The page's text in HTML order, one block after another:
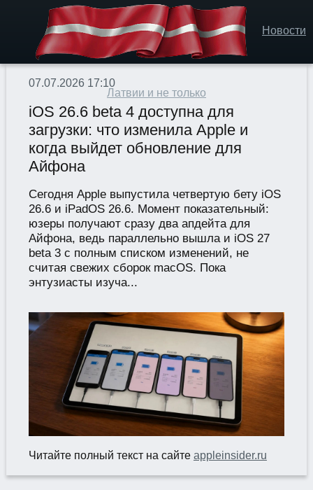
Новости
Латвии и не только
07.07.2026 17:10
iOS 26.6 beta 4 доступна для
загрузки: что изменила Apple и
когда выйдет обновление для
Айфона
Сегодня Apple выпустила четвертую бету iOS
26.6 и iPadOS 26.6. Момент показательный:
юзеры получают сразу два апдейта для
Айфона, ведь параллельно вышла и iOS 27
beta 3 с полным списком изменений, не
считая свежих сборок macOS. Пока
энтузиасты изуча...
Читайте полный текст на сайте appleinsider.ru